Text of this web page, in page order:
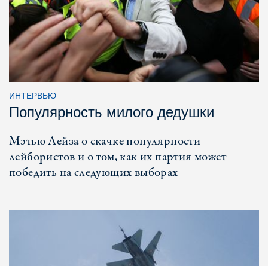
ИНТЕРВЬЮ
Популярность милого дедушки
Мэтью Лейза о скачке популярности
лейбористов и о том, как их партия может
победить на следующих выборах